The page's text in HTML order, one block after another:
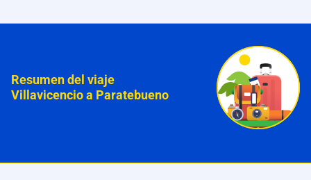
Resumen del viaje
Villavicencio a Paratebueno